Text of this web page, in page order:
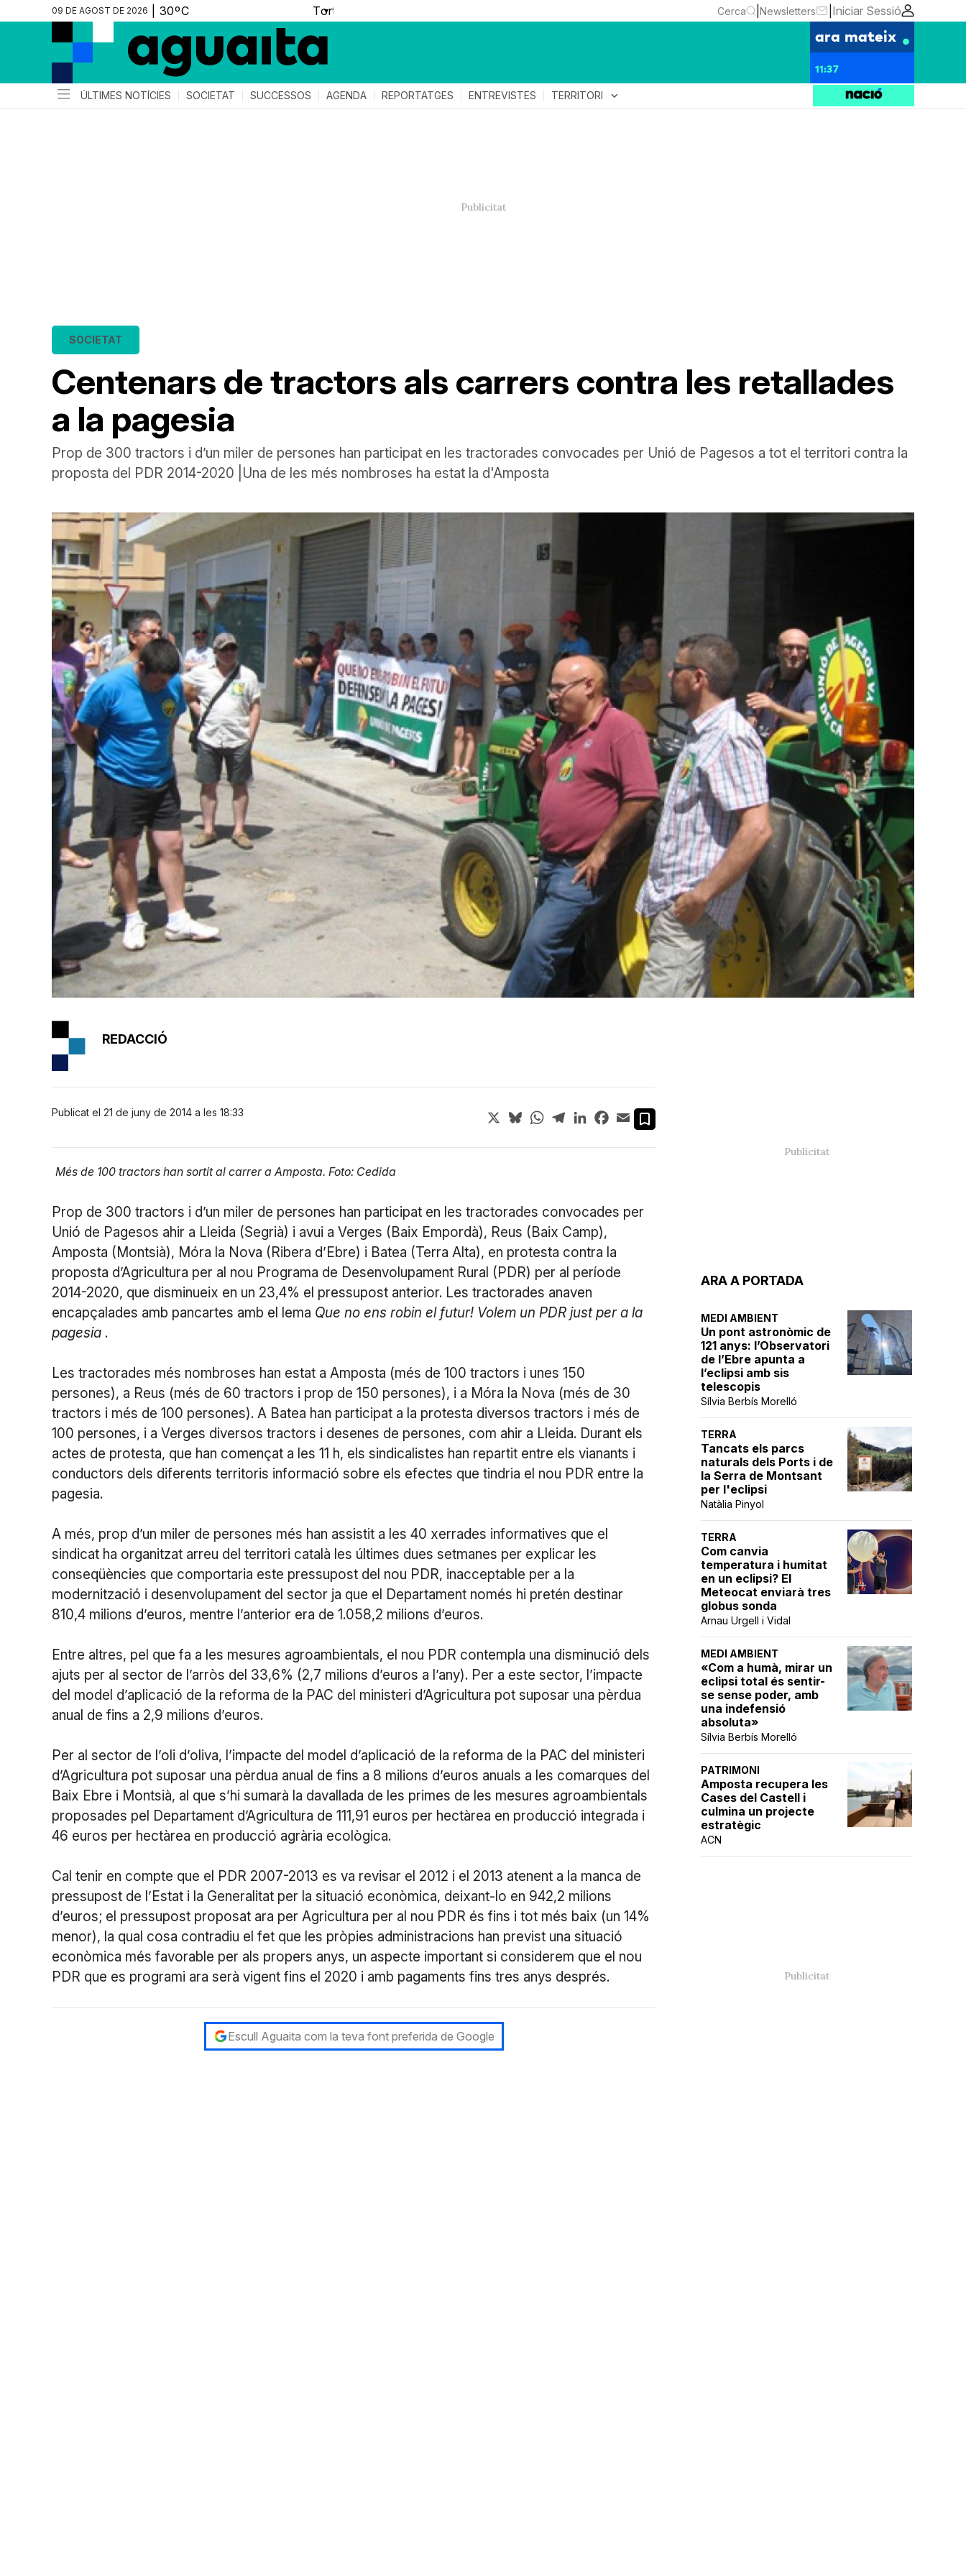
09 DE AGOST DE 2026 ▼ Cerca Newsletters Iniciar Sessió
ara mateix
11:37
ÚLTIMES NOTÍCIES SOCIETAT SUCCESSOS AGENDA REPORTATGES ENTREVISTES TERRITORI expand_more
Centenars de tractors als carrers contra les retallades
a la pagesia
SOCIETAT
Prop de 300 tractors i d’un miler de persones han participat en les tractorades convocades per Unió de Pagesos a tot el territori contra la
proposta del PDR 2014-2020 |Una de les més nombroses ha estat la d'Amposta
ARA A PORTADA
MEDI AMBIENT
Un pont astronòmic de
121 anys: l’Observatori
de l’Ebre apunta a
l’eclipsi amb sis
telescopis
Sílvia Berbís Morelló
TERRA
Tancats els parcs
naturals dels Ports i de
la Serra de Montsant
per l'eclipsi
Natàlia Pinyol
TERRA
Com canvia
temperatura i humitat
en un eclipsi? El
Meteocat enviarà tres
globus sonda
Arnau Urgell i Vidal
MEDI AMBIENT
«Com a humà, mirar un
eclipsi total és sentir-
se sense poder, amb
una indefensió
absoluta»
Sílvia Berbís Morelló
PATRIMONI
Amposta recupera les
Cases del Castell i
culmina un projecte
estratègic
ACN
REDACCIÓ
Publicat el 21 de juny de 2014 a les 18:33 X BlueskyWhatsApp
TelegramLinkedInFacebook
Email
Més de 100 tractors han sortit al carrer a Amposta. Foto: Cedida
Prop de 300 tractors i d’un miler de persones han participat en les tractorades convocades per
Unió de Pagesos ahir a Lleida (Segrià) i avui a Verges (Baix Empordà), Reus (Baix Camp),
Amposta (Montsià), Móra la Nova (Ribera d’Ebre) i Batea (Terra Alta), en protesta contra la
proposta d’Agricultura per al nou Programa de Desenvolupament Rural (PDR) per al període
2014-2020, que disminueix en un 23,4% el pressupost anterior. Les tractorades anaven
encapçalades amb pancartes amb el lema Que no ens robin el futur! Volem un PDR just per a la
pagesia .
Les tractorades més nombroses han estat a Amposta (més de 100 tractors i unes 150
persones), a Reus (més de 60 tractors i prop de 150 persones), i a Móra la Nova (més de 30
tractors i més de 100 persones). A Batea han participat a la protesta diversos tractors i més de
100 persones, i a Verges diversos tractors i desenes de persones, com ahir a Lleida. Durant els
actes de protesta, que han començat a les 11 h, els sindicalistes han repartit entre els vianants i
conductors dels diferents territoris informació sobre els efectes que tindria el nou PDR entre la
pagesia.
A més, prop d’un miler de persones més han assistit a les 40 xerrades informatives que el
sindicat ha organitzat arreu del territori català les últimes dues setmanes per explicar les
conseqüències que comportaria este pressupost del nou PDR, inacceptable per a la
modernització i desenvolupament del sector ja que el Departament només hi pretén destinar
810,4 milions d’euros, mentre l’anterior era de 1.058,2 milions d’euros.
Entre altres, pel que fa a les mesures agroambientals, el nou PDR contempla una disminució dels
ajuts per al sector de l’arròs del 33,6% (2,7 milions d’euros a l’any). Per a este sector, l’impacte
del model d’aplicació de la reforma de la PAC del ministeri d’Agricultura pot suposar una pèrdua
anual de fins a 2,9 milions d’euros.
Per al sector de l’oli d’oliva, l’impacte del model d’aplicació de la reforma de la PAC del ministeri
d’Agricultura pot suposar una pèrdua anual de fins a 8 milions d’euros anuals a les comarques del
Baix Ebre i Montsià, al que s’hi sumarà la davallada de les primes de les mesures agroambientals
proposades pel Departament d’Agricultura de 111,91 euros per hectàrea en producció integrada i
46 euros per hectàrea en producció agrària ecològica.
Cal tenir en compte que el PDR 2007-2013 es va revisar el 2012 i el 2013 atenent a la manca de
pressupost de l’Estat i la Generalitat per la situació econòmica, deixant-lo en 942,2 milions
d’euros; el pressupost proposat ara per Agricultura per al nou PDR és fins i tot més baix (un 14%
menor), la qual cosa contradiu el fet que les pròpies administracions han previst una situació
econòmica més favorable per als propers anys, un aspecte important si considerem que el nou
PDR que es programi ara serà vigent fins el 2020 i amb pagaments fins tres anys després.
Escull Aguaita com la teva font preferida de Google